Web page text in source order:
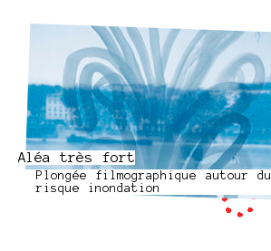
Aléa très fort
Plongée filmographique autour du
risque inondation